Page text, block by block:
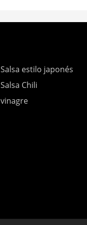
Salsa estilo japonés
Salsa Chili
vinagre